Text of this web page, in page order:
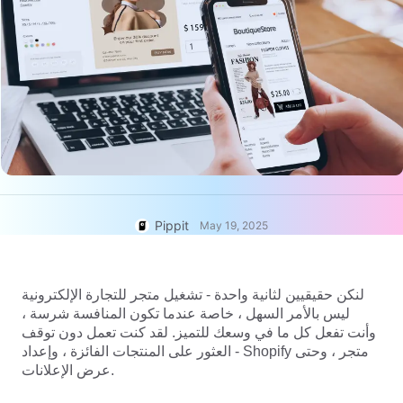
Edit Now
AI Product Images
Effortlessly generate professional
product photos in batches for
User Account
Assets Management
Publishing and Analytics
Product Images
One-click Video Solution
Campaign
Meet Pippit
7 Promotional Poster Ideas
Business Tips
AI-Powered Product Posters
Top 5 Types of Business
Videos
AI-Generated Product
Poster Tips
TikTok Video Advertising Guide
How to Cut YouTube Video
Crop Videos for Instagram
Pippit May 19, 2025
لنكن حقيقيين لثانية واحدة - تشغيل متجر للتجارة الإلكترونية
ليس بالأمر السهل ، خاصة عندما تكون المنافسة شرسة ،
وأنت تفعل كل ما في وسعك للتميز. لقد كنت تعمل دون توقف
- العثور على المنتجات الفائزة ، وإعداد Shopify متجر ، وحتى
عرض الإعلانات.